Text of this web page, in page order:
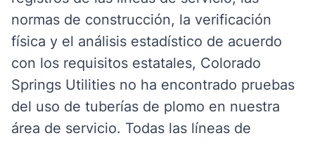
normas de construcción, la verificación
física y el análisis estadístico de acuerdo
con los requisitos estatales, Colorado
Springs Utilities no ha encontrado pruebas
del uso de tuberías de plomo en nuestra
área de servicio. Todas las líneas de